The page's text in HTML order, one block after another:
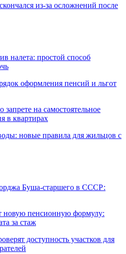
из-за осложнений после
налета: простой способ
оформления пенсий и льгот
на самостоятельное
в квартирах
новые правила для жильцов с
Буша-старшего в СССР:
новую пенсионную формулу:
за стаж
доступность участков для